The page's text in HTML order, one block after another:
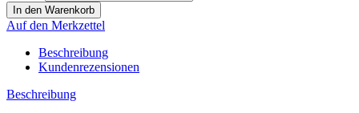
Auf den Merkzettel
Beschreibung
Kundenrezensionen
Beschreibung